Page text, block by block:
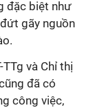
đặc biệt như
gãy nguồn
và Chỉ thị
đã có
công việc,